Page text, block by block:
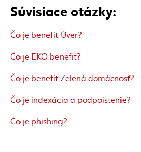
Súvisiace otázky:
Čo je benefit Úver?
Čo je EKO benefit?
Čo je benefit Zelená domácnosť?
Čo je indexácia a podpoistenie?
Čo je phishing?